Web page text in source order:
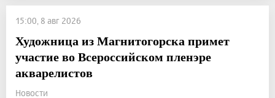
15:00, 8 авг 2026
Художница из Магнитогорска примет
участие во Всероссийском пленэре
акварелистов
Новости